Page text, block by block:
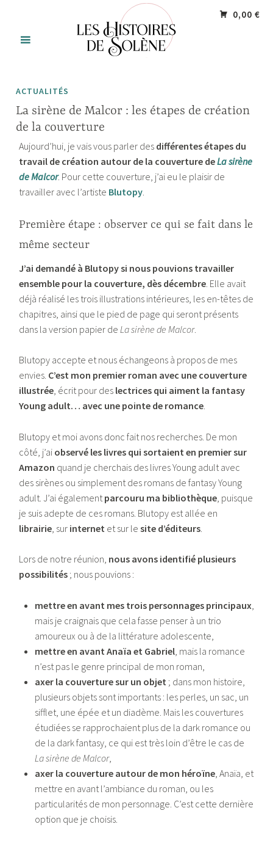
contenu
0,00 €
ACTUALITÉS
La sirène de Malcor : les étapes de création
de la couverture
Aujourd’hui, je vais vous parler des différentes étapes du
travail de création autour de la couverture deLa sirène
de Malcor. Pour cette couverture, j’ai eu le plaisir de
travailler avec l’artiste Blutopy
Première étape : observer ce qui se fait dans le
même secteur
J’ai demandé à Blutopy si nous pouvions travailler
ensemble pour la couverture, dès décembre . Elle avait
déjà réalisé les trois illustrations intérieures, les en-têtes de
chapitres, ainsi que le pied de page qui seront présents
dans la version papier de La sirène de Malcor.
Blutopy accepte et nous échangeons à propos de mes
envies. C’est mon premier roman avec une couverture
illustrée, écrit pour des lectrices qui aiment la fantasy
Young adult… avec une pointe de romance.
Blutopy et moi avons donc fait nos recherches. De mon
côté, j’ai observé les livres qui sortaient en premier sur
Amazon quand je cherchais des livres Young adult avec
des sirènes ou simplement des romans de fantasy Young
adult. J’ai également parcouru ma bibliothèque , puisque
je suis adepte de ces romans. Blutopy est allée en
librairie , sur internet et sur lesite d’éditeurs
Lors de notre réunion, nous avons identifié plusieurs
possibilités ; nous pouvions :
mettre en avant mes trois personnages principaux,
mais je craignais que cela fasse penser à un trio
amoureux ou à de la littérature adolescente,
mettre en avant Anaïa et Gabriel, mais la romance
n’est pas le genre principal de mon roman,
axer la couverture sur un objet ; dans mon histoire,
plusieurs objets sont importants : les perles, un sac, un
sifflet, une épée et un diadème. Mais les couvertures
étudiées se rapprochaient plus de la dark romance ou
de la dark fantasy, ce qui est très loin d’être le cas de
La sirène de Malcor,
axer la couverture autour de mon héroïne, Anaïa, et
mettre en avant l’ambiance du roman, ou les
particularités de mon personnage. C’est cette dernière
option que je choisis.